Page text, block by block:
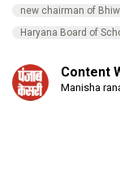
new chairman of
Haryana Board of
Content
Manisha